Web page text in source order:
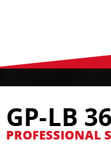
GP-LB
PROFESSIONAL